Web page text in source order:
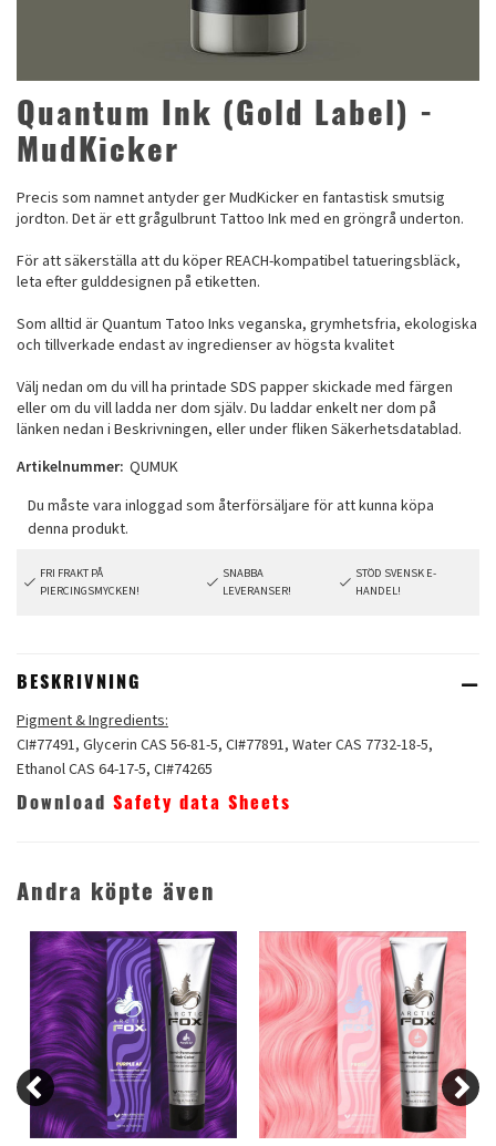
Quantum Ink (Gold Label) -
MudKicker
Precis som namnet antyder ger MudKicker en fantastisk smutsig
jordton. Det är ett grågulbrunt Tattoo Ink med en gröngrå underton.
För att säkerställa att du köper REACH-kompatibel tatueringsbläck,
leta efter gulddesignen på etiketten.
Som alltid är Quantum Tatoo Inks veganska, grymhetsfria, ekologiska
och tillverkade endast av ingredienser av högsta kvalitet
Välj nedan om du vill ha printade SDS papper skickade med färgen
eller om du vill ladda ner dom själv. Du laddar enkelt ner dom på
länken nedan i Beskrivningen, eller under fliken Säkerhetsdatablad.
Artikelnummer: QUMUK
FRI FRAKT PÅ
PIERCINGSMYCKEN!
SNABBA
LEVERANSER!
STÖD SVENSK E-
HANDEL!
BESKRIVNING
Pigment & Ingredients:
CI#77491, Glycerin CAS 56-81-5, CI#77891, Water CAS 7732-18-5,
Ethanol CAS 64-17-5, CI#74265
Download Safety data Sheets
Andra köpte även